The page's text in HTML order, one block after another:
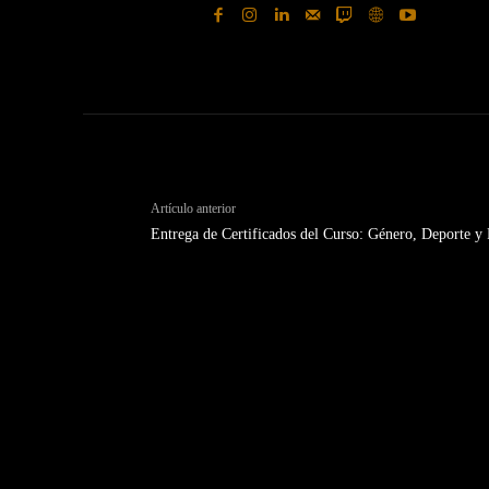
Artículo anterior
Entrega de Certificados del Curso: Género, Deporte y